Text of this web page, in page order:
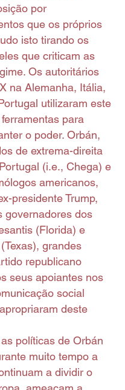
por
que os próprios
isto tirando os
que criticam as
Os autoritários
na Alemanha, Itália,
utilizaram este
para
o poder. Orbán,
de extrema-direita
(i.e., Chega) e
americanos,
presidente Trump,
governadores dos
(Florida) e
grandes
republicano
seus apoiantes nos
social
deste
políticas de Orbán
muito tempo a
a dividir o